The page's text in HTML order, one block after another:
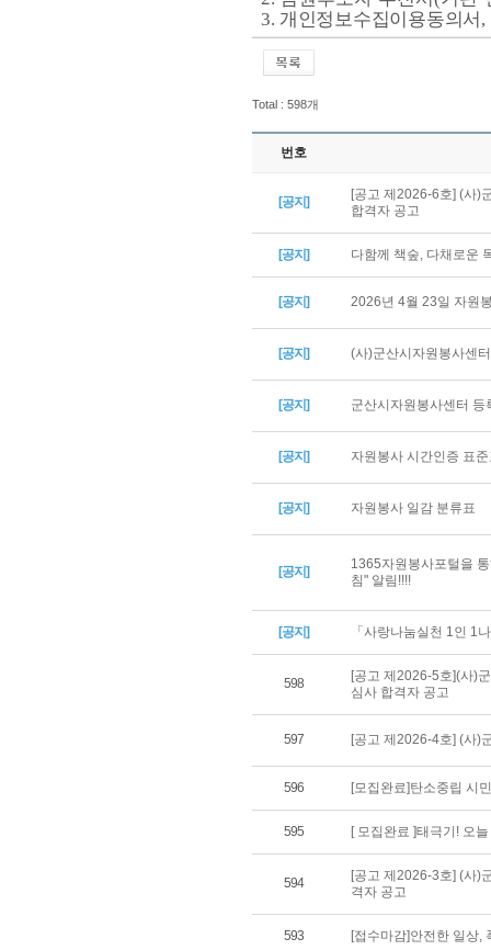
3. 개인정보수집이용동의서 ,
Total : 598개
번호
[공지]
[공고 제2026-6호] (사)
합격자 공고
[공지] 다함께 책숲, 다채로운
[공지] 2026년 4월 23일 자원
[공지] (사)군산시자원봉사센
[공지] 군산시자원봉사센터 등
[공지] 자원봉사 시간인증 표
[공지] 자원봉사 일감 분류표
[공지]
1365자원봉사포털을
침" 알림!!!!
[공지] 「사랑나눔실천 1인 1
598
[공고 제2026-5호](사)
심사 합격자 공고
597 [공고 제2026-4호] (사)
596 [모집완료]탄소중립 시
595 [ 모집완료 ]태극기! 오
594
[공고 제2026-3호] (사)
격자 공고
593 [접수마감]안전한 일상,